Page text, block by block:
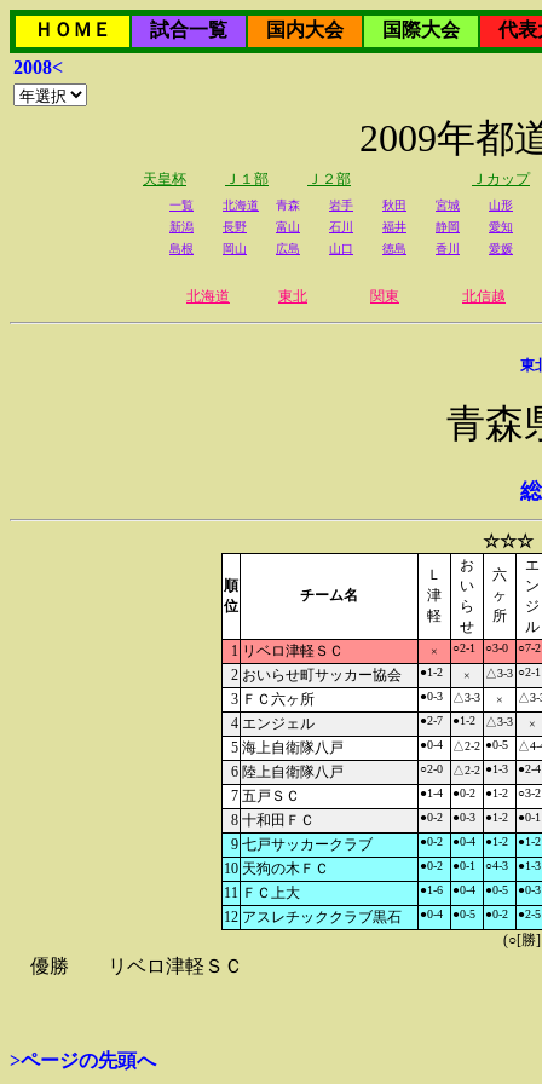
ＨＯＭＥ 試合一覧 国内大会 国際大会
代表
2008<
2009年都
天皇杯 Ｊ１部 Ｊ２部 Ｊカップ
一覧 北海道 青森 岩手 秋田 宮城
山形
新潟
長野 富山 石川 福井 静岡
愛知
島根
岡山 広島 山口 徳島 香川 愛媛
北海道 東北 関東 北信越
東
青森
☆☆☆
順
位
チーム名
Ｌ
津
軽
お
い
ら
せ
六
ヶ
所
エ
ン
ジ
ル
1 リベロ津軽ＳＣ × ○2-1 ○3-0 ○7-2
2 おいらせ町サッカー協会 ●1-2 × △3-3 ○2-1
3 ＦＣ六ヶ所 ●0-3 △3-3 × △3-
4 エンジェル ●2-7 ●1-2 △3-3 ×
5 海上自衛隊八戸 ●0-4 △2-2 ●0-5 △4-
6 陸上自衛隊八戸 ○2-0 △2-2 ●1-3 ●2-4
7 五戸ＳＣ ●1-4 ●0-2 ●1-2 ○3-2
8 十和田ＦＣ ●0-2 ●0-3 ●1-2 ●0-1
9 七戸サッカークラブ ●0-2 ●0-4 ●1-2 ●1-2
10 天狗の木ＦＣ ●0-2 ●0-1 ○4-3 ●1-3
11 ＦＣ上大 ●1-6 ●0-4 ●0-5 ●0-3
12 アスレチッククラブ黒石 ●0-4 ●0-5 ●0-2 ●2-5
(○[勝
優勝 リベロ津軽ＳＣ
>ページの先頭へ